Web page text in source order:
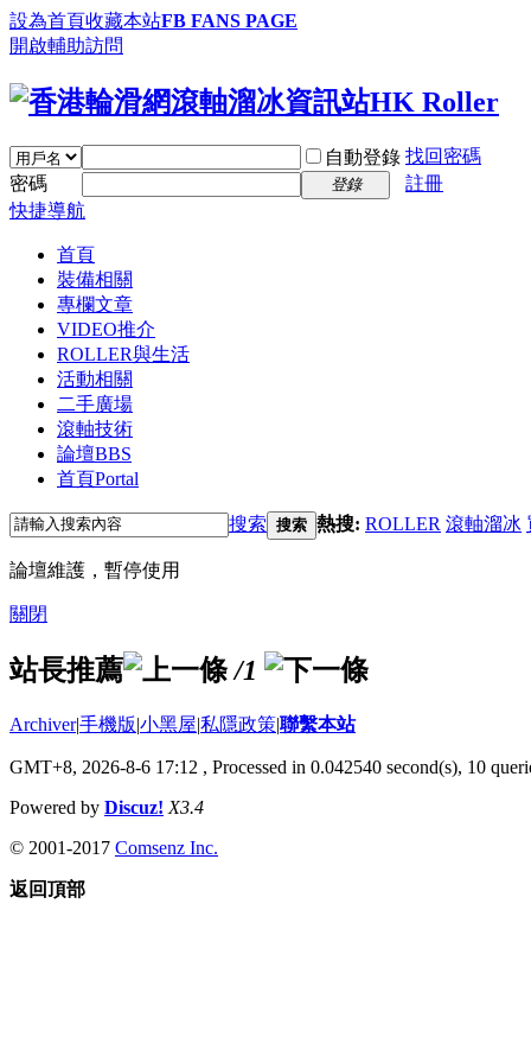
設為首頁收藏本站FB FANS PAGE
開啟輔助訪問
自動登錄 找回密碼
密碼
登錄
註冊
快捷導航
首頁
裝備相關
專欄文章
VIDEO推介
ROLLER與生活
活動相關
二手廣場
滾軸技術
論壇BBS
首頁Portal
搜索 搜索 熱搜: ROLLER 滾軸溜冰
論壇維護，暫停使用
關閉
站長推薦 /1
Archiver|手機版|小黑屋|私隱政策|聯繫本站
GMT+8, 2026-8-6 17:12 , Processed in 0.042540 second(s), 10
Powered by Discuz! X3.4
© 2001-2017 Comsenz Inc.
返回頂部